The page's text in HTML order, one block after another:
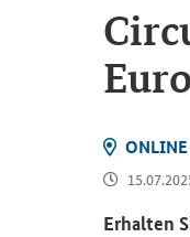
ON­LINE
Er­hal­ten